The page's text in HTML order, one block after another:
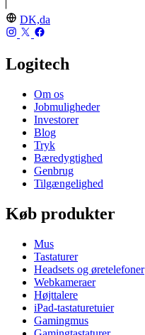
DK,da
Logitech
Om os
Jobmuligheder
Investorer
Blog
Tryk
Bæredygtighed
Genbrug
Tilgængelighed
Køb produkter
Mus
Tastaturer
Headsets og øretelefoner
Webkameraer
Højttalere
iPad-tastaturetuier
Gamingmus